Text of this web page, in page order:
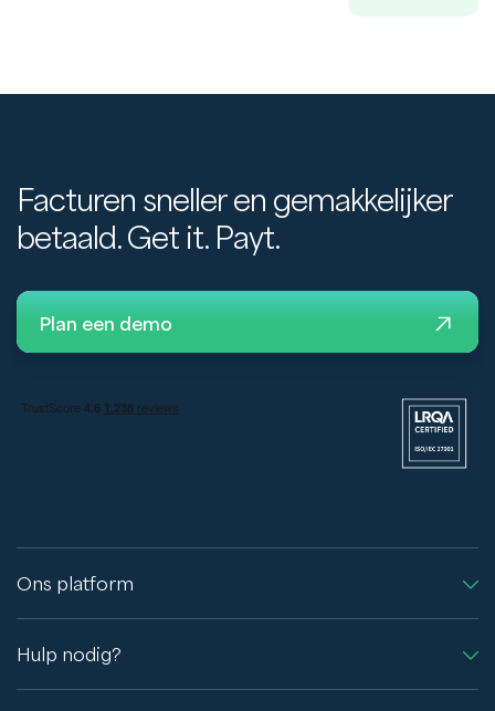
Facturen sneller en gemakkelijker
betaald. Get it. Payt.
Plan een demo
Ons platform
Hulp nodig?